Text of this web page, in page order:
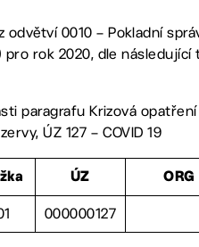
odvětví 0010 – Pokladní
pro rok 2020, dle následující
paragrafu Krizová
ÚZ 127 – COVID 19
ÚZ ORG
000000127